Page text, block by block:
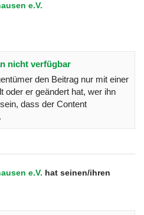
e.V.
nicht verfügbar
den Beitrag nur mit einer
oder er geändert hat, wer ihn
dass der Content
e.V. hat seinen/ihren